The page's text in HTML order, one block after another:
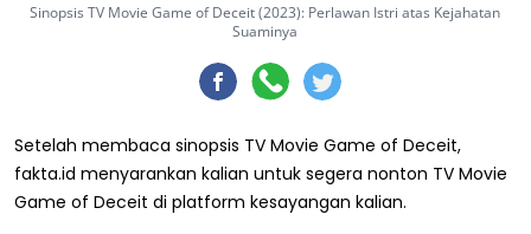
Sinopsis TV Movie Game of Deceit (2023): Perlawan Istri atas Kejahatan
Suaminya
Setelah membaca sinopsis TV Movie Game of Deceit,
fakta.id menyarankan kalian untuk segera nonton TV Movie
Game of Deceit di platform kesayangan kalian.